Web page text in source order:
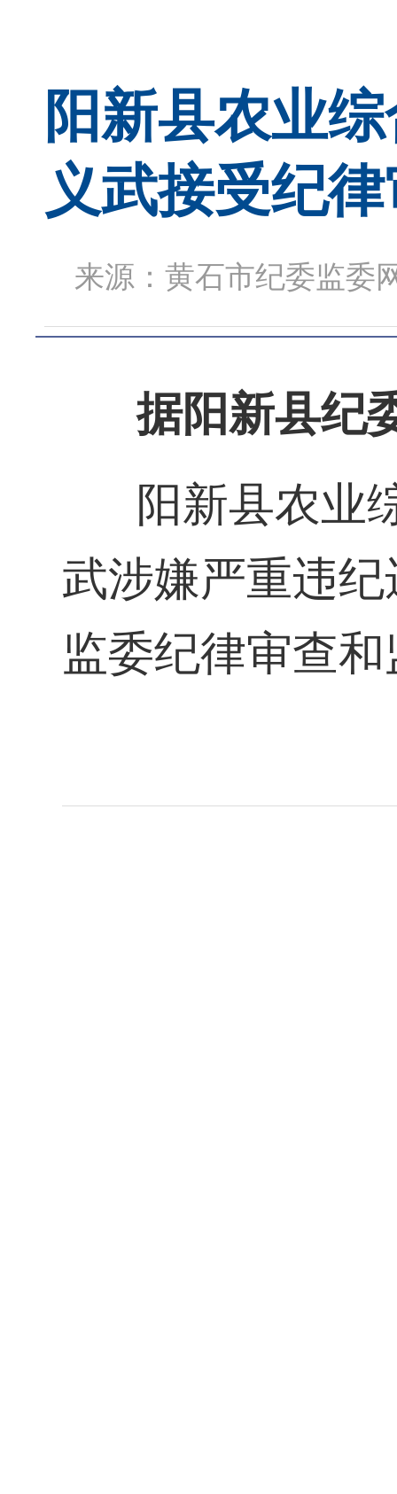
阳新县农业
义武接受纪
来源：黄石市纪委监委
据阳新县纪
阳新县农业
武涉嫌严重违
监委纪律审查